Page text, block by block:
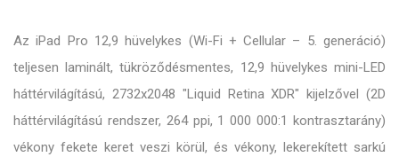
Az iPad Pro 12,9 hüvelykes (Wi-Fi + Cellular – 5. generáció)
teljesen laminált, tükröződésmentes, 12,9 hüvelykes mini-LED
háttérvilágítású, 2732x2048 "Liquid Retina XDR" kijelzővel (2D
háttérvilágítású rendszer, 264 ppi, 1 000 000:1 kontrasztarány)
vékony fekete keret veszi körül, és vékony, lekerekített sarkú